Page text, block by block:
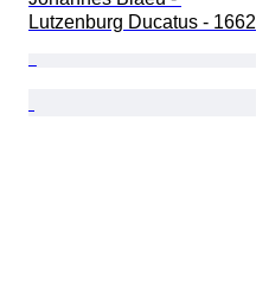
Lutzenburg Ducatus - 1662